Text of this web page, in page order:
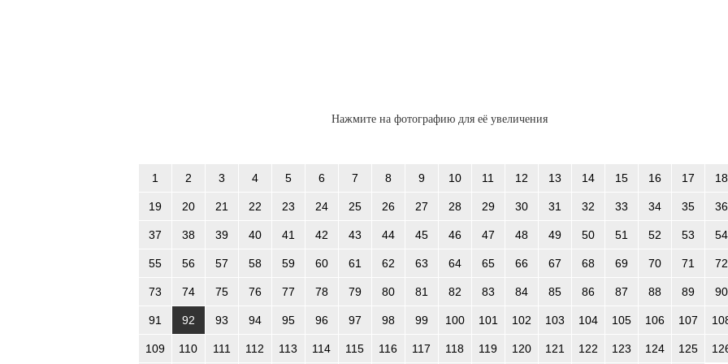
Нажмите на фотографию для её увеличения
1 2 3 4 5 6 7 8 9 10 11 12 13 14 15 16 17 18
19 20 21 22 23 24 25 26 27 28 29 30 31 32 33 34 35 36
37 38 39 40 41 42 43 44 45 46 47 48 49 50 51 52 53 54
55 56 57 58 59 60 61 62 63 64 65 66 67 68 69 70 71 72
73 74 75 76 77 78 79 80 81 82 83 84 85 86 87 88 89 90
91 92 93 94 95 96 97 98 99 100 101 102 103 104 105 106 107
109 110 111 112 113 114 115 116 117 118 119 120 121 122 123 124 125